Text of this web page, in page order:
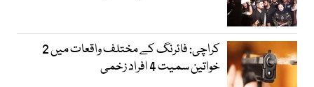
کراچی: فائرنگ کے مختلف واقعات میں 2
خواتین سمیت 4 افراد زخمی